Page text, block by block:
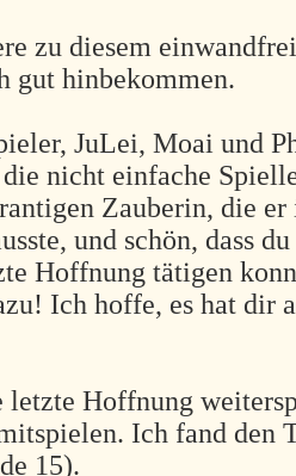
zu diesem
gut hinbekommen.
JuLei, Moai und
nicht einfache
Zauberin, die
und schön, dass
Hoffnung tätigen
Ich hoffe, es hat dir
Hoffnung
Ich fand den
15).